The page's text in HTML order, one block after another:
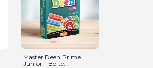
Master Deen Prime
Junior - Boite...